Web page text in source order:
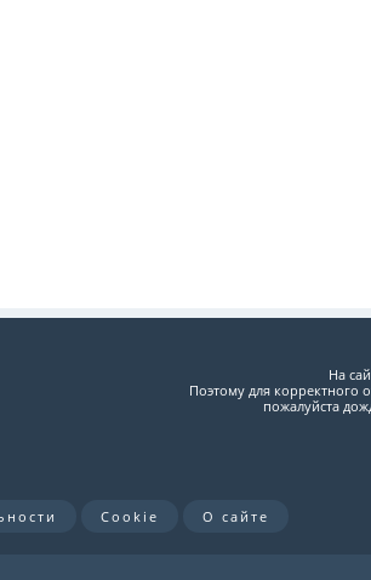
На
Поэтому для
пожалуйста
Cookie О сайте